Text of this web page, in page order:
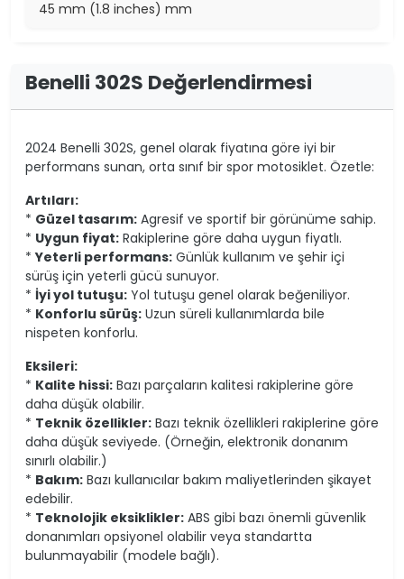
45 mm (1.8 inches) mm
Benelli 302S Değerlendirmesi
2024 Benelli 302S, genel olarak fiyatına göre iyi bir
performans sunan, orta sınıf bir spor motosiklet. Özetle:
Artıları:
* Güzel tasarım: Agresif ve sportif bir görünüme sahip.
* Uygun fiyat: Rakiplerine göre daha uygun fiyatlı.
*Yeterli performans: Günlük kullanım ve şehir içi
sürüş için yeterli gücü sunuyor.
* İyi yol tutuşu: Yol tutuşu genel olarak beğeniliyor.
* Konforlu sürüş: Uzun süreli kullanımlarda bile
nispeten konforlu.
Eksileri:
* Kalite hissi: Bazı parçaların kalitesi rakiplerine göre
daha düşük olabilir.
* Teknik özellikler: Bazı teknik özellikleri rakiplerine göre
daha düşük seviyede. (Örneğin, elektronik donanım
sınırlı olabilir.)
* Bakım: Bazı kullanıcılar bakım maliyetlerinden şikayet
edebilir.
* Teknolojik eksiklikler: ABS gibi bazı önemli güvenlik
donanımları opsiyonel olabilir veya standartta
bulunmayabilir (modele bağlı).